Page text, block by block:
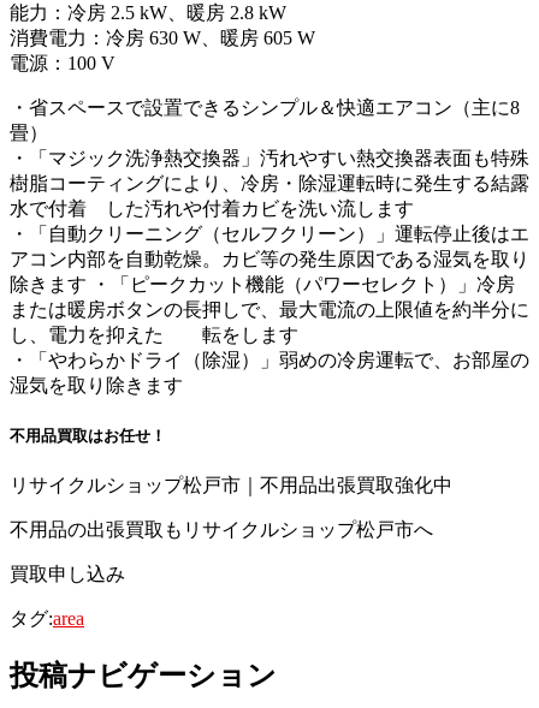
能力：冷房 2.5 kW、暖房 2.8 kW
消費電力：冷房 630 W、暖房 605 W
電源：100 V
・省スペースで設置できるシンプル＆快適エアコン（主に8
畳）
・「マジック洗浄熱交換器」汚れやすい熱交換器表面も特殊
樹脂コーティングにより、冷房・除湿運転時に発生する結露
水で付着 した汚れや付着カビを洗い流します
・「自動クリーニング（セルフクリーン）」運転停止後はエ
アコン内部を自動乾燥。カビ等の発生原因である湿気を取り
除きます ・「ピークカット機能（パワーセレクト）」冷房
または暖房ボタンの長押しで、最大電流の上限値を約半分に
し、電力を抑えた 転をします
・「やわらかドライ（除湿）」弱めの冷房運転で、お部屋の
湿気を取り除きます
不用品買取はお任せ！
リサイクルショップ松戸市｜不用品出張買取強化中
不用品の出張買取もリサイクルショップ松戸市へ
買取申し込み
タグ:area
投稿ナビゲーション